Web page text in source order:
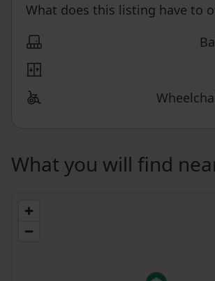
What does this listing have to
What you will find